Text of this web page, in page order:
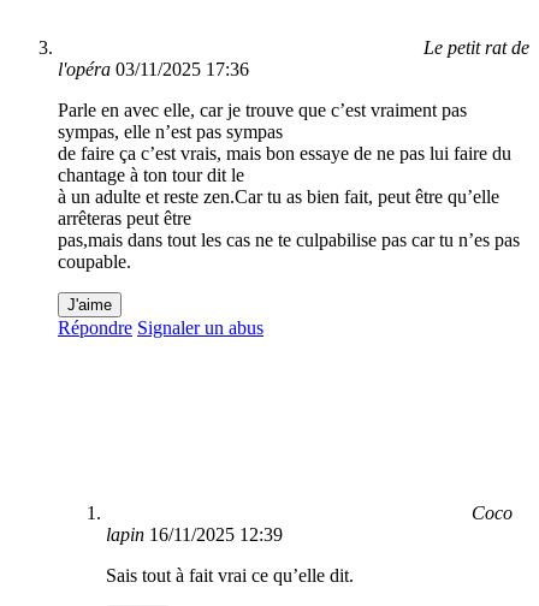
Le petit rat de
l'opéra 03/11/2025 17:36
Parle en avec elle, car je trouve que c’est vraiment pas
sympas, elle n’est pas sympas
de faire ça c’est vrais, mais bon essaye de ne pas lui faire du
chantage à ton tour dit le
à un adulte et reste zen.Car tu as bien fait, peut être qu’elle
arrêteras peut être
pas,mais dans tout les cas ne te culpabilise pas car tu n’es pas
coupable.
J'aime
Répondre Signaler un abus
Coco
lapin 16/11/2025 12:39
Sais tout à fait vrai ce qu’elle dit.